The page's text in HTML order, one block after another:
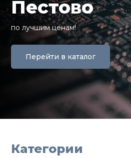
Пестово
по лучшим ценам!
Перейти в каталог
Категории